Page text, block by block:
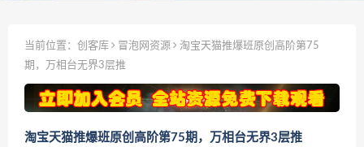
当前位置： 创客库 冒泡网资源
淘宝天猫推爆班原创高阶第75
期，万相台无界3层推
淘宝天猫推爆班原创高阶第75期，万相台无界3层推